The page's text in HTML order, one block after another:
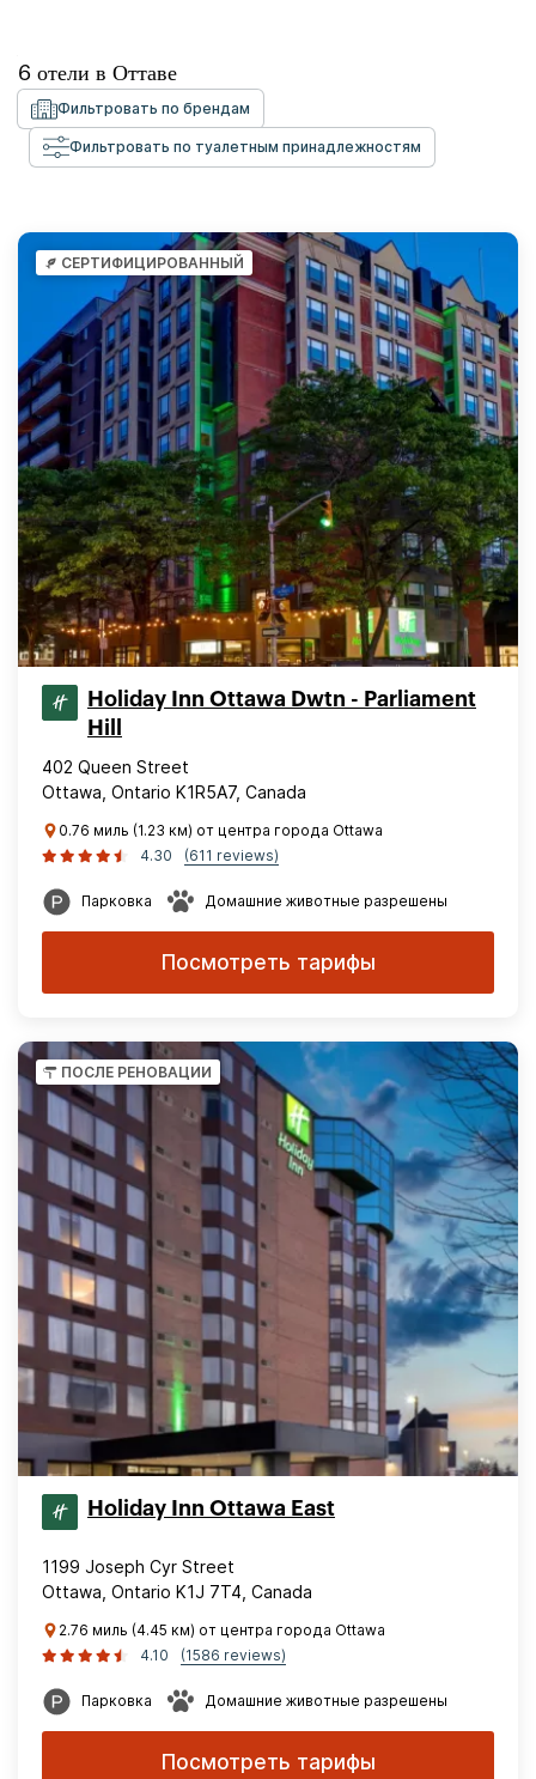
6 отели в Оттаве
Фильтровать по брендам
Фильтровать по туалетным принадлежностям
СЕРТИФИЦИРОВАННЫЙ
Holiday Inn Ottawa Dwtn - Parliament
Hill
402 Queen Street
Ottawa, Ontario K1R5A7, Canada
0.76 миль (1.23 км) от центра города Ottawa
4.30
(611 reviews)
Парковка Домашние животные разрешены
Посмотреть тарифы
ПОСЛЕ РЕНОВАЦИИ
Holiday Inn Ottawa East
1199 Joseph Cyr Street
Ottawa, Ontario K1J 7T4, Canada
2.76 миль (4.45 км) от центра города Ottawa
4.10
(1586 reviews)
Парковка Домашние животные разрешены
Посмотреть тарифы